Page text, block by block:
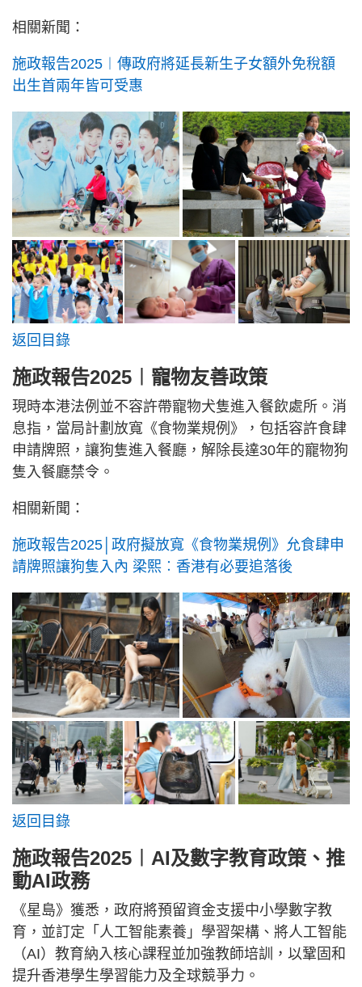
相關新聞：
施政報告2025︱傳政府將延長新生子女額外免稅額
出生首兩年皆可受惠
返回目錄
施政報告2025︱寵物友善政策
現時本港法例並不容許帶寵物犬隻進入餐飲處所。消
息指，當局計劃放寬《食物業規例》，包括容許食肆
申請牌照，讓狗隻進入餐廳，解除長達30年的寵物狗
隻入餐廳禁令。
相關新聞：
施政報告2025│政府擬放寬《食物業規例》允食肆申
請牌照讓狗隻入內 梁熙︰香港有必要追落後
返回目錄
施政報告2025︱AI及數字教育政策、推
動AI政務
《星島》獲悉，政府將預留資金支援中小學數字教
育，並訂定「人工智能素養」學習架構、將人工智能
（AI）教育納入核心課程並加強教師培訓，以鞏固和
提升香港學生學習能力及全球競爭力。